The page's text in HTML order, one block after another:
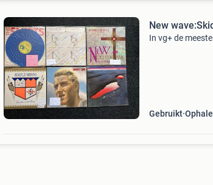
New
In vg+ de
Gebruikt